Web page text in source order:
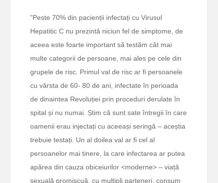
”Peste 70% din pacienții infectați cu Virusul
Hepatitic C nu prezintă niciun fel de simptome, de
aceea este foarte important să testăm cât mai
multe categorii de persoane, mai ales pe cele din
grupele de risc. Primul val de risc ar fi persoanele
cu vârsta de 60- 80 de ani, infectate în perioada
de dinaintea Revoluției prin proceduri derulate în
spital și nu numai. Știm că sunt sate întregii în care
oamenii erau injectați cu aceeași seringă – aceștia
trebuie testați. Un al doilea val ar fi cel al
persoanelor mai tinere, la care infectarea ar putea
apărea din cauza obiceiurilor <moderne> – viață
sexuală promiscuă, cu multipli parteneri, consum